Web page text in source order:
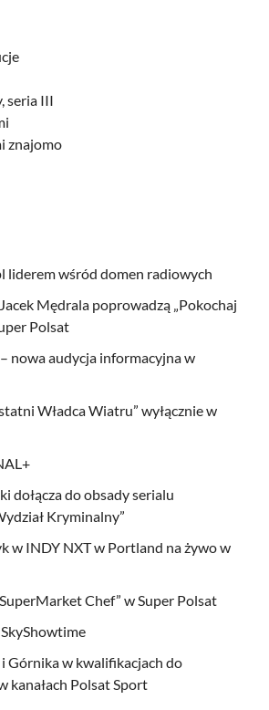
seria III
znajomo
liderem wśród domen radiowych
Mędrala poprowadzą „Pokochaj
Polsat
– nowa audycja informacyjna w
Władca Wiatru” wyłącznie w
dołącza do obsady serialu
Kryminalny”
w INDY NXT w Portland na żywo w
Chef” w Super Polsat
Górnika w kwalifikacjach do
kanałach Polsat Sport